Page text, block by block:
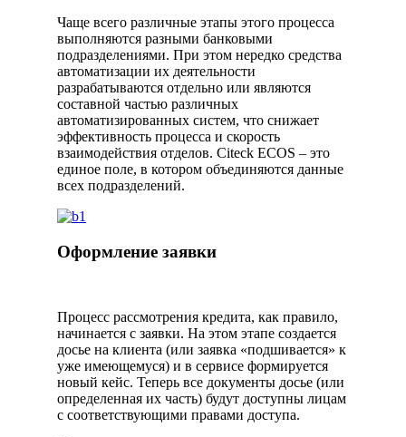
Чаще всего различные этапы этого процесса
выполняются разными банковыми
подразделениями. При этом нередко средства
автоматизации их деятельности
разрабатываются отдельно или являются
составной частью различных
автоматизированных систем, что снижает
эффективность процесса и скорость
взаимодействия отделов. Citeck ECOS – это
единое поле, в котором объединяются данные
всех подразделений.
Оформление заявки
Процесс рассмотрения кредита, как правило,
начинается с заявки. На этом этапе создается
досье на клиента (или заявка «подшивается» к
уже имеющемуся) и в сервисе формируется
новый кейс. Теперь все документы досье (или
определенная их часть) будут доступны лицам
с соответствующими правами доступа.